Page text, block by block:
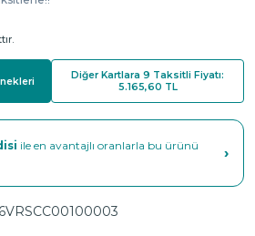
Diğer Kartlara 9 Taksitli Fiyatı:
5.165,60 TL
ile en avantajlı oranlarla bu ürünü
›